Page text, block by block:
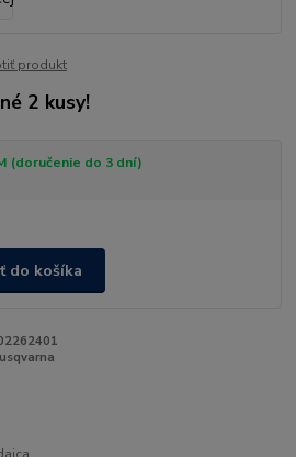
produkt
2 kusy!
(doručenie do 3 dní)
do košíka